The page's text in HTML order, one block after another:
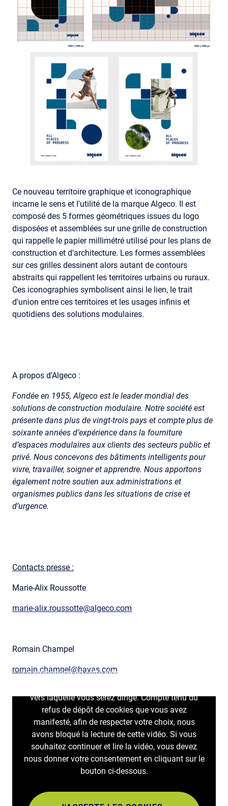
Ce nouveau territoire graphique et iconographique
incarne le sens et l'utilité de la marque Algeco. Il est
composé des 5 formes géométriques issues du logo
disposées et assemblées sur une grille de construction
qui rappelle le papier millimétré utilisé pour les plans de
construction et d'architecture. Les formes assemblées
sur ces grilles dessinent alors autant de contours
abstraits qui rappellent les territoires urbains ou ruraux.
Ces iconographies symbolisent ainsi le lien, le trait
d'union entre ces territoires et les usages infinis et
quotidiens des solutions modulaires.
A propos d’Algeco :
Fondée en 1955, Algeco est le leader mondial des
solutions de construction modulaire. Notre société est
présente dans plus de vingt-trois pays et compte plus de
soixante années d’expérience dans la fourniture
d’espaces modulaires aux clients des secteurs public et
privé. Nous concevons des bâtiments intelligents pour
vivre, travailler, soigner et apprendre. Nous apportons
également notre soutien aux administrations et
organismes publics dans les situations de crise et
d’urgence.
Contacts presse :
Marie-Alix Roussotte
marie-alix.roussotte@algeco.com
Romain Champel
romain.champel@havas.com
Le visionnage de cette vidéo peut entraîner le dépôt
vers laquelle vous serez dirigé. Compte tenu du
refus de dépôt de cookies que vous avez
manifesté, afin de respecter votre choix, nous
avons bloqué la lecture de cette vidéo. Si vous
souhaitez continuer et lire la vidéo, vous devez
nous donner votre consentement en cliquant sur le
bouton ci-dessous.